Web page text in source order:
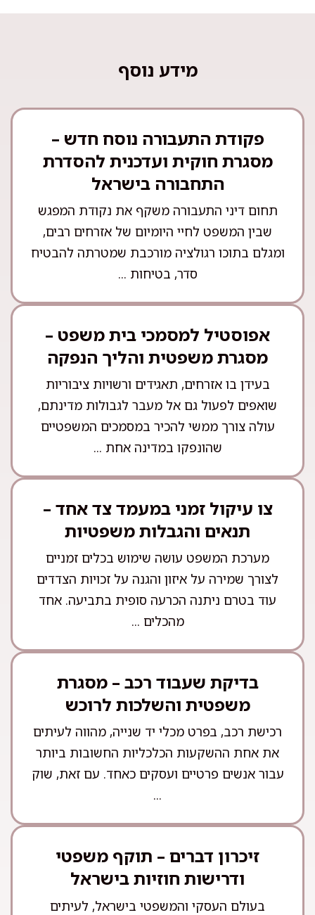
מידע נוסף
פקודת התעבורה נוסח חדש –
מסגרת חוקית ועדכנית להסדרת
התחבורה בישראל
תחום דיני התעבורה משקף את נקודת המפגש
שבין המשפט לחיי היומיום של אזרחים רבים,
ומגלם בתוכו רגולציה מורכבת שמטרתה להבטיח
סדר, בטיחות ...
אפוסטיל למסמכי בית משפט –
מסגרת משפטית והליך הנפקה
בעידן בו אזרחים, תאגידים ורשויות ציבוריות
שואפים לפעול גם אל מעבר לגבולות מדינתם,
עולה צורך ממשי להכיר במסמכים המשפטיים
שהונפקו במדינה אחת ...
צו עיקול זמני במעמד צד אחד –
תנאים והגבלות משפטיות
מערכת המשפט עושה שימוש בכלים זמניים
לצורך שמירה על איזון והגנה על זכויות הצדדים
עוד בטרם ניתנה הכרעה סופית בתביעה. אחד
מהכלים ...
בדיקת שעבוד רכב – מסגרת
משפטית והשלכות לרוכש
רכישת רכב, בפרט מכלי יד שנייה, מהווה לעיתים
את אחת ההשקעות הכלכליות החשובות ביותר
עבור אנשים פרטיים ועסקים כאחד. עם זאת, שוק
...
זיכרון דברים – תוקף משפטי
ודרישות חוזיות בישראל
בעולם העסקי והמשפטי בישראל, לעיתים